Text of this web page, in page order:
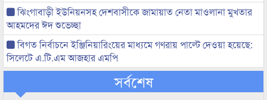
ঝিংগাবাড়ী ইউনিয়নসহ দেশবাসীকে জামায়াত নেতা মাওলানা মুখতার
আহমদের ঈদ শুভেচ্ছা
বিগত নির্বাচনে ইঞ্জিনিয়ারিংয়ের মাধ্যমে গণরায় পাল্টে দেওয়া হয়েছে:
সিলেটে এ.টি.এম আজহার এমপি
সর্বশেষ